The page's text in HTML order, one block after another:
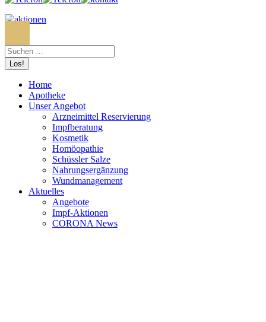
Home
Apotheke
Unser Angebot
Arzneimittel Reservierung
Impfberatung
Kosmetik
Homöopathie
Schüssler Salze
Nahrungsergänzung
Wundmanagement
Aktuelles
Angebote
Impf-Aktionen
CORONA News